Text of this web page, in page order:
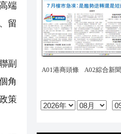
端
留
副
角
策